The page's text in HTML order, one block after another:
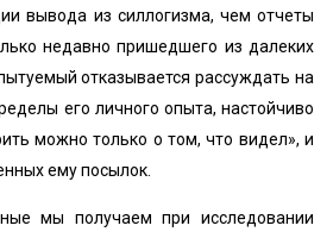
вывода из силлогизма, чем отчеты
недавно пришедшего из далеких
отказывается рассуждать на
его личного опыта, настойчиво
можно только о том, что видел», и
ему посылок.
мы получаем при исследовании